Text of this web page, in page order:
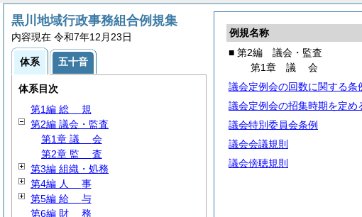
例規名称
■ 第2編 議会・監査
第1章 議会
議会定例会の回数に関する条
議会定例会の招集時期を定め
議会特別委員会条例
議会会議規則
議会傍聴規則
黒川地域行政事務組合例規集
内容現在 令和7年12月23日
体系 五十音
体系目次
第1編 総 規
第2編 議会・監査
第1章 議 会
第2章 監 査
第3編 組織・処務
第4編 人 事
第5編 給 与
第6編 財 務